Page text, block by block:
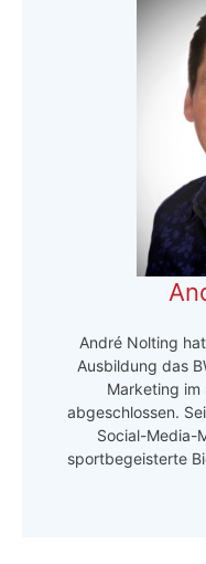
André Nolting
Ausbildung das
Marketing im
abgeschlossen.
Social-Media-
sportbegeisterte